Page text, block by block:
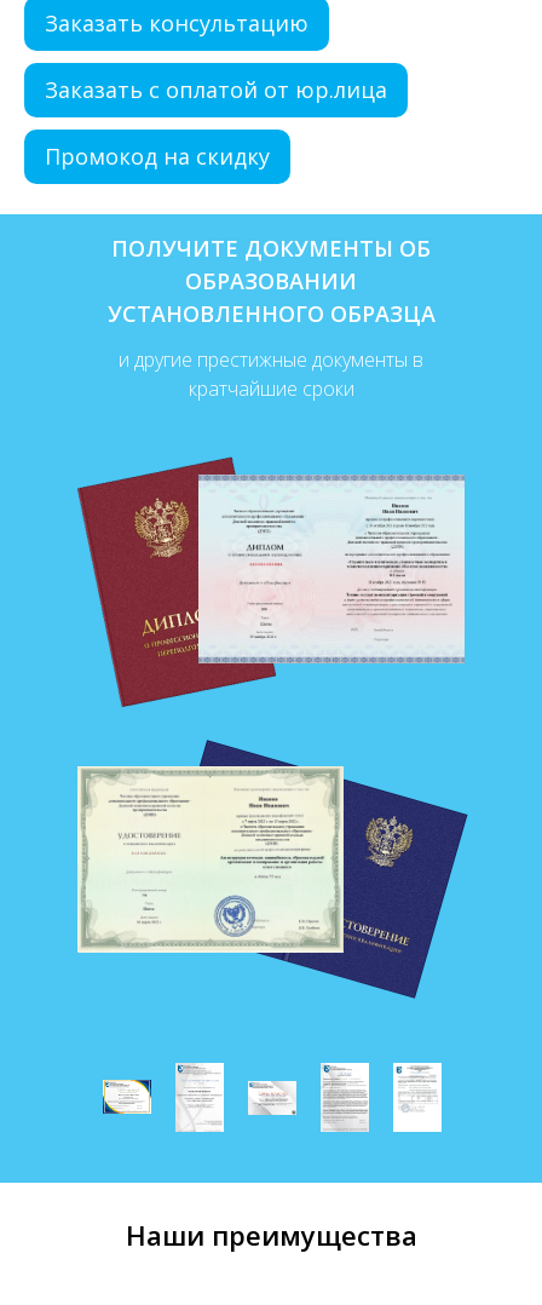
Заказать консультацию
Заказать с оплатой от юр.лица
Промокод на скидку
и другие престижные документы в
кратчайшие сроки
ПОЛУЧИТЕ ДОКУМЕНТЫ ОБ
ОБРАЗОВАНИИ
УСТАНОВЛЕННОГО ОБРАЗЦА
Наши преимущества